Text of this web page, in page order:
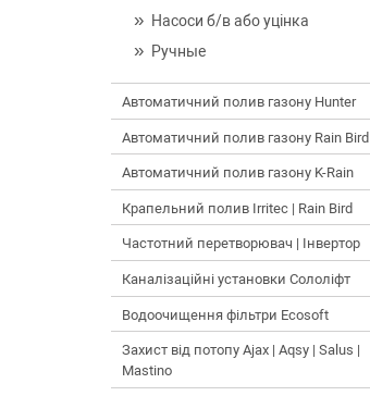
Насоси б/в або уцінка
Ручные
Автоматичний полив газону Hunter
Автоматичний полив газону Rain Bird
Автоматичний полив газону K-Rain
Крапельний полив Irritec | Rain Bird
Частотний перетворювач | Інвертор
Каналізаційні установки Сололіфт
Водоочищення фільтри Ecosoft
Захист від потопу Ajax | Aqsy | Salus |
Mastino